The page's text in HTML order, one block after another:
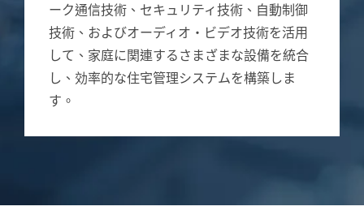
ーク通信技術、セキュリティ技術、自動制御
技術、およびオーディオ・ビデオ技術を活用
して、家庭に関連するさまざまな設備を統合
し、効率的な住宅管理システムを構築しま
す。